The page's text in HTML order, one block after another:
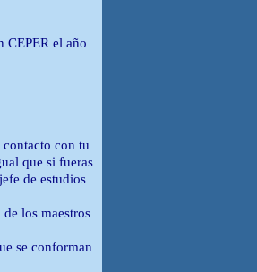
CEPER el año
contacto con tu
que si fueras
de estudios
los maestros
se conforman